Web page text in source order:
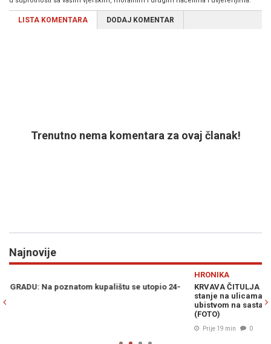
LISTA KOMENTARA DODAJ KOMENTAR
Trenutno nema komentara za ovaj članak!
Najnovije
KRVAVA ČITULJA POKRENULA PAKAO U SARAJEVU: Opsadno
stanje na ulicama, MECI LETE NA SVE STRANE - Drama počela
ubistvom na sastanku zbog duga Zviceru, onda je uslijedio HAOS